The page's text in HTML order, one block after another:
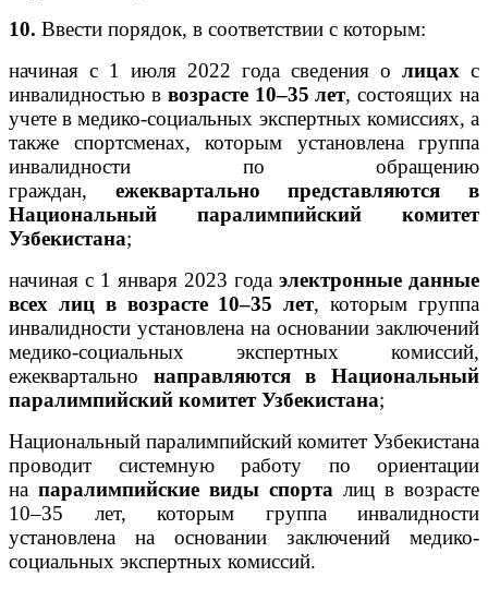
10. Ввести порядок, в соответствии с которым:
начиная с 1 июля 2022 года сведения о лицах с
инвалидностью в возрасте 10–35 лет, состоящих на
учете в медико-социальных экспертных комиссиях, а
также спортсменах, которым установлена группа
инвалидности по обращению
граждан, ежеквартально представляются в
Национальный паралимпийский комитет
Узбекистана;
начиная с 1 января 2023 года электронные данные
всех лиц в возрасте 10–35 лет, которым группа
инвалидности установлена на основании заключений
медико-социальных экспертных комиссий,
ежеквартально направляются в Национальный
паралимпийский комитет Узбекистана;
Национальный паралимпийский комитет Узбекистана
проводит системную работу по ориентации
на паралимпийские виды спорта лиц в возрасте
10–35 лет, которым группа инвалидности
установлена на основании заключений медико-
социальных экспертных комиссий.